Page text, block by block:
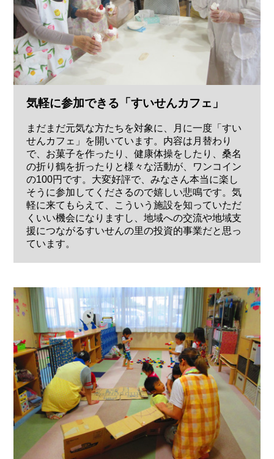
気軽に参加できる「すいせんカフェ」
まだまだ元気な方たちを対象に、月に一度「すい
せんカフェ」を開いています。内容は月替わり
で、お菓子を作ったり、健康体操をしたり、桑名
の折り鶴を折ったりと様々な活動が、ワンコイン
の100円です。大変好評で、みなさん本当に楽し
そうに参加してくださるので嬉しい悲鳴です。気
軽に来てもらえて、こういう施設を知っていただ
くいい機会になりますし、地域への交流や地域支
援につながるすいせんの里の投資的事業だと思っ
ています。